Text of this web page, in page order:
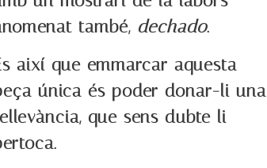
també, dechado.
així que emmarcar aquesta
única és poder donar-li una
que sens dubte li